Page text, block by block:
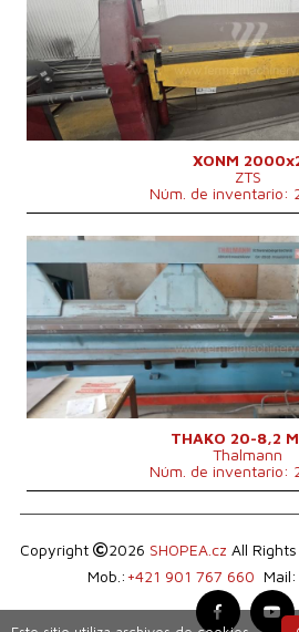
Ancho de chapa
Tipo de accionamiento de la máquina de
doblar
Peso de la máquina
Dimensiones largo x ancho x alto
Potencia del motor eléctrico principal
XONM
ZTS
Núm. de inventario:
Grosor máx. de la chapa
Ancho de chapa
Tipo de accionamiento de la máquina de
doblar
Dimensiones largo x ancho x alto
Peso de la máquina
Sistema de control
THAKO 20-8,2
Thalmann
Núm. de inventario:
Copyright 2026 SHOPEA.cz All
Mob.:+421 901 767 660 Mail: